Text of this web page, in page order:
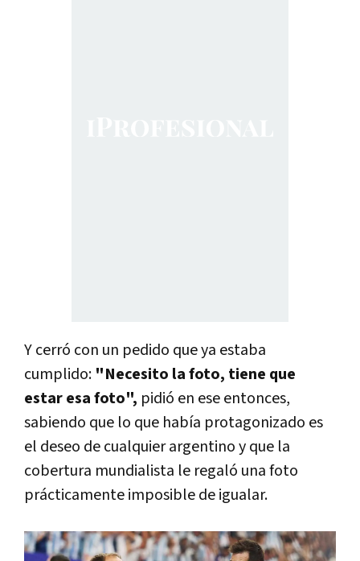
Y cerró con un pedido que ya estaba
cumplido: "Necesito la foto, tiene que
estar esa foto", pidió en ese entonces,
sabiendo que lo que había protagonizado es
el deseo de cualquier argentino y que la
cobertura mundialista le regaló una foto
prácticamente imposible de igualar.